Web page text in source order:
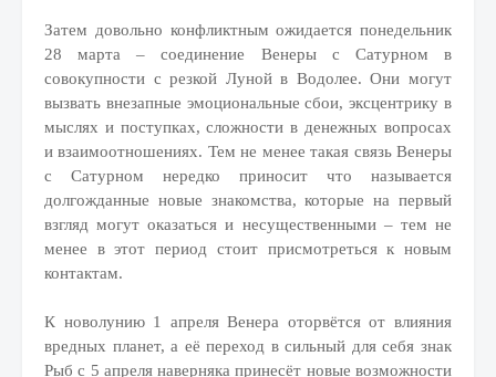
Затем довольно конфликтным ожидается понедельник
28 марта – соединение Венеры с Сатурном в
совокупности с резкой Луной в Водолее. Они могут
вызвать внезапные эмоциональные сбои, эксцентрику в
мыслях и поступках, сложности в денежных вопросах
и взаимоотношениях. Тем не менее такая связь Венеры
с Сатурном нередко приносит что называется
долгожданные новые знакомства, которые на первый
взгляд могут оказаться и несущественными – тем не
менее в этот период стоит присмотреться к новым
контактам.
К новолунию 1 апреля Венера оторвётся от влияния
вредных планет, а её переход в сильный для себя знак
Рыб с 5 апреля наверняка принесёт новые возможности